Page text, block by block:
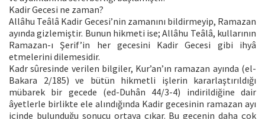
Kadir Gecesi ne zaman?
Allâhu Teâlâ Kadir Gecesi’nin zamanını bildirmeyip, Ramazan
ayında gizlemiştir. Bunun hikmeti ise; Allâhu Teâlâ, kullarının
Ramazan-ı Şerif’in her gecesini Kadir Gecesi gibi ihyâ
etmelerini dilemesidir.
Kadr sûresinde verilen bilgiler, Kur’an’ın ramazan ayında (el-
Bakara 2/185) ve bütün hikmetli işlerin kararlaştırıldığı
mübarek bir gecede (ed-Duhân 44/3-4) indirildiğine dair
âyetlerle birlikte ele alındığında Kadir gecesinin ramazan ayı
içinde bulunduğu sonucu ortaya çıkar. Bu gecenin daha çok